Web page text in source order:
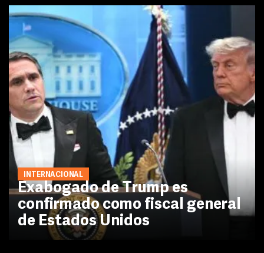
INTERNACIONAL
Exabogado de Trump es
confirmado como fiscal general
de Estados Unidos